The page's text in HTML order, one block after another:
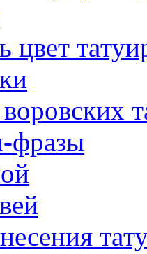
цвет
фразы